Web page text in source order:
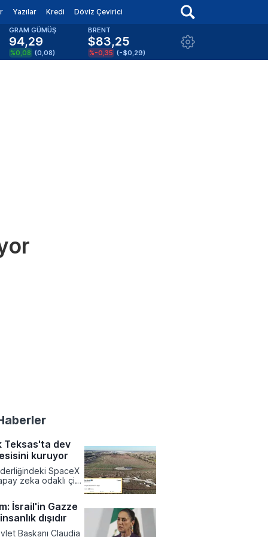
Yazılar Kredi Döviz Çevirici
GRAM GÜMÜŞ
94,29
%0,08 (0,08)
BRENT
$83,25
%-0,35 (-$0,29)
Teksas'ta dev
kuruyor
SpaceX
zeka odaklı çip
Teksas
bir tesis
aldı. Terafab adı
yarı iletken
İsrail'in Gazze
dışıdır
Başkanı Claudia